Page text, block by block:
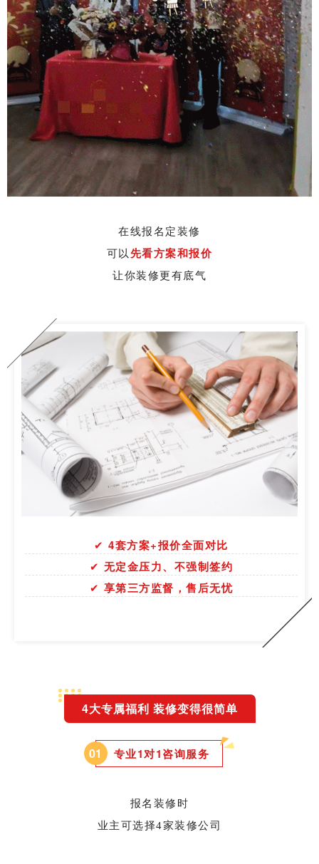
在线报名定装修
可以 先看方案和报价
让你装修更有底气
✔ 4套方案+报价全面对比
✔ 无定金压力、不强制签约
✔ 享第三方监督，售后无忧
4大专属福利 装修变得很简单
01 专业1对1咨询服务
报名装修时
业主可选择4家装修公司